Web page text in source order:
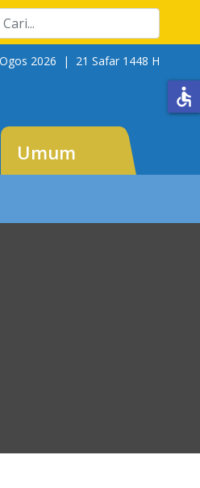
2026 | 21 Safar 1448 H
Umum
accessible